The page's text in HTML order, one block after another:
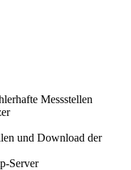
Messstellen
und Download der
Server